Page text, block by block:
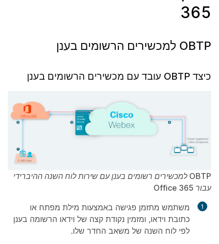
365
OBTP למכשירים הרשומים בענן
כיצד OBTP עובד עם מכשירים הרשומים בענן
OBTP למכשירים רשומים בענן עם שירות לוח השנה ההיברידי
עבור Office 365
משתמש מתזמן פגישה באמצעות מילת מפתח או
כתובת וידאו, ומזמין נקודת קצה של וידאו הרשומה בענן
לפי לוח השנה של משאב החדר שלו.